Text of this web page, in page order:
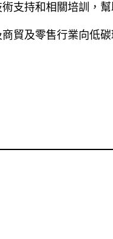
支持和相關培訓，
貿及零售行業向低